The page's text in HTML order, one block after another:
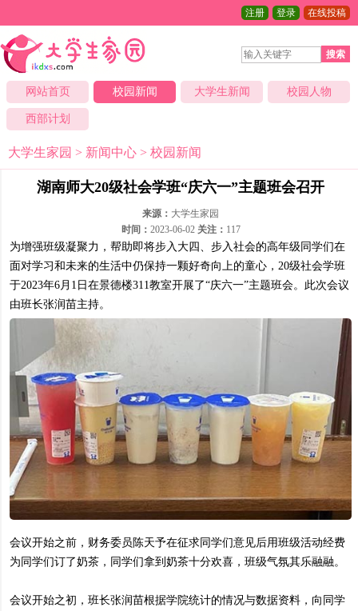
注册 登录 在线投稿
搜索
网站首页 校园新闻 大学生新闻 校园人物
西部计划
大学生家园 > 新闻中心 > 校园新闻
湖南师大20级社会学班“庆六一”主题班会召开
来源： 大学生家园
时间： 2023-06-02 关注： 117
为增强班级凝聚力，帮助即将步入大四、步入社会的高年级同学们在
面对学习和未来的生活中仍保持一颗好奇向上的童心，20级社会学班
于2023年6月1日在景德楼311教室开展了“庆六一”主题班会。此次会议
由班长张润苗主持。
会议开始之前，财务委员陈天予在征求同学们意见后用班级活动经费
为同学们订了奶茶，同学们拿到奶茶十分欢喜，班级气氛其乐融融。
会议开始之初，班长张润苗根据学院统计的情况与数据资料，向同学